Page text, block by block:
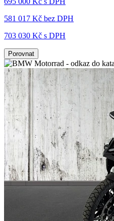
581 017 Kč bez DPH
703 030 Kč s DPH
Porovnat